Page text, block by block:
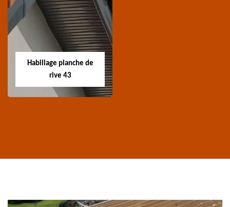
Traitement de
charpente 43
Spécialiste en
traitement de
Loire
Habillage planche de
rive 43
de rive 43
Haute-Loire